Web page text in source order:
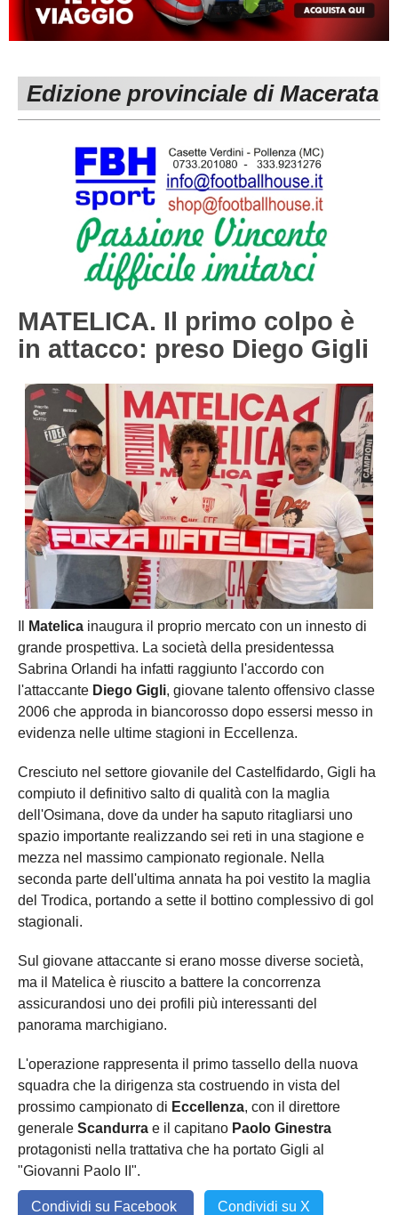
MACERATA
Carica la tua Rosa
ECCELLENZA
1^ CATEGORIA
3^ CATEGORIA
GIOVANILI
REGIONALI
Edizione provinciale di Macerata
MATELICA. Il primo colpo è
in attacco: preso Diego Gigli
Matelica inaugura il proprio mercato con un innesto di
grande prospettiva. La società della presidentessa
Sabrina Orlandi ha infatti raggiunto l'accordo con
l'attaccante Diego Gigli, giovane talento offensivo classe
2006 che approda in biancorosso dopo essersi messo in
evidenza nelle ultime stagioni in Eccellenza.
Cresciuto nel settore giovanile del Castelfidardo, Gigli ha
compiuto il definitivo salto di qualità con la maglia
dell'Osimana, dove da under ha saputo ritagliarsi uno
spazio importante realizzando sei reti in una stagione e
mezza nel massimo campionato regionale. Nella
seconda parte dell'ultima annata ha poi vestito la maglia
del Trodica, portando a sette il bottino complessivo di gol
stagionali.
Sul giovane attaccante si erano mosse diverse società,
ma il Matelica è riuscito a battere la concorrenza
assicurandosi uno dei profili più interessanti del
panorama marchigiano.
L'operazione rappresenta il primo tassello della nuova
squadra che la dirigenza sta costruendo in vista del
prossimo campionato di Eccellenza, con il direttore
generale Scandurra e il capitano Paolo Ginestra
protagonisti nella trattativa che ha portato Gigli al
"Giovanni Paolo II".
Condividi su Facebook Condividi su X